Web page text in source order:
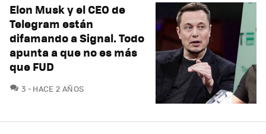
Elon Musk y el CEO de
Telegram están
difamando a Signal. Todo
apunta a que no es más
que FUD
3 COMENTARIOS
HACE 2 AÑOS